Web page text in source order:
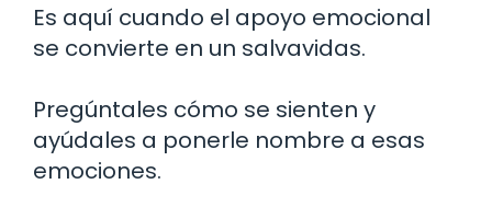
Es aquí cuando el apoyo emocional
se convierte en un salvavidas.
Pregúntales cómo se sienten y
ayúdales a ponerle nombre a esas
emociones.